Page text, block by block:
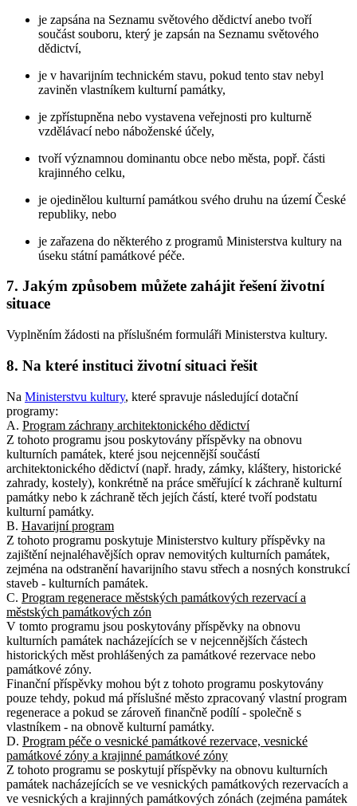
je zapsána na Seznamu světového dědictví anebo tvoří
součást souboru, který je zapsán na Seznamu světového
dědictví,
je v havarijním technickém stavu, pokud tento stav nebyl
zaviněn vlastníkem kulturní památky,
je zpřístupněna nebo vystavena veřejnosti pro kulturně
vzdělávací nebo náboženské účely,
tvoří významnou dominantu obce nebo města, popř. části
krajinného celku,
je ojedinělou kulturní památkou svého druhu na území České
republiky, nebo
je zařazena do některého z programů Ministerstva kultury na
úseku státní památkové péče.
7. Jakým způsobem můžete zahájit řešení životní
situace
Vyplněním žádosti na příslušném formuláři Ministerstva kultury.
8. Na které instituci životní situaci řešit
Na Ministerstvu kultury, které spravuje následující dotační
programy:
A. Program záchrany architektonického dědictví
Z tohoto programu jsou poskytovány příspěvky na obnovu
kulturních památek, které jsou nejcennější součástí
architektonického dědictví (např. hrady, zámky, kláštery, historické
zahrady, kostely), konkrétně na práce směřující k záchraně kulturní
památky nebo k záchraně těch jejích částí, které tvoří podstatu
kulturní památky.
B. Havarijní program
Z tohoto programu poskytuje Ministerstvo kultury příspěvky na
zajištění nejnaléhavějších oprav nemovitých kulturních památek,
zejména na odstranění havarijního stavu střech a nosných konstrukcí
staveb - kulturních památek.
C. Program regenerace městských památkových rezervací a
městských památkových zón
V tomto programu jsou poskytovány příspěvky na obnovu
kulturních památek nacházejících se v nejcennějších částech
historických měst prohlášených za památkové rezervace nebo
památkové zóny.
Finanční příspěvky mohou být z tohoto programu poskytovány
pouze tehdy, pokud má příslušné město zpracovaný vlastní program
regenerace a pokud se zároveň finančně podílí - společně s
vlastníkem - na obnově kulturní památky.
D. Program péče o vesnické památkové rezervace, vesnické
památkové zóny a krajinné památkové zóny
Z tohoto programu se poskytují příspěvky na obnovu kulturních
památek nacházejících se ve vesnických památkových rezervacích a
ve vesnických a krajinných památkových zónách (zejména památek